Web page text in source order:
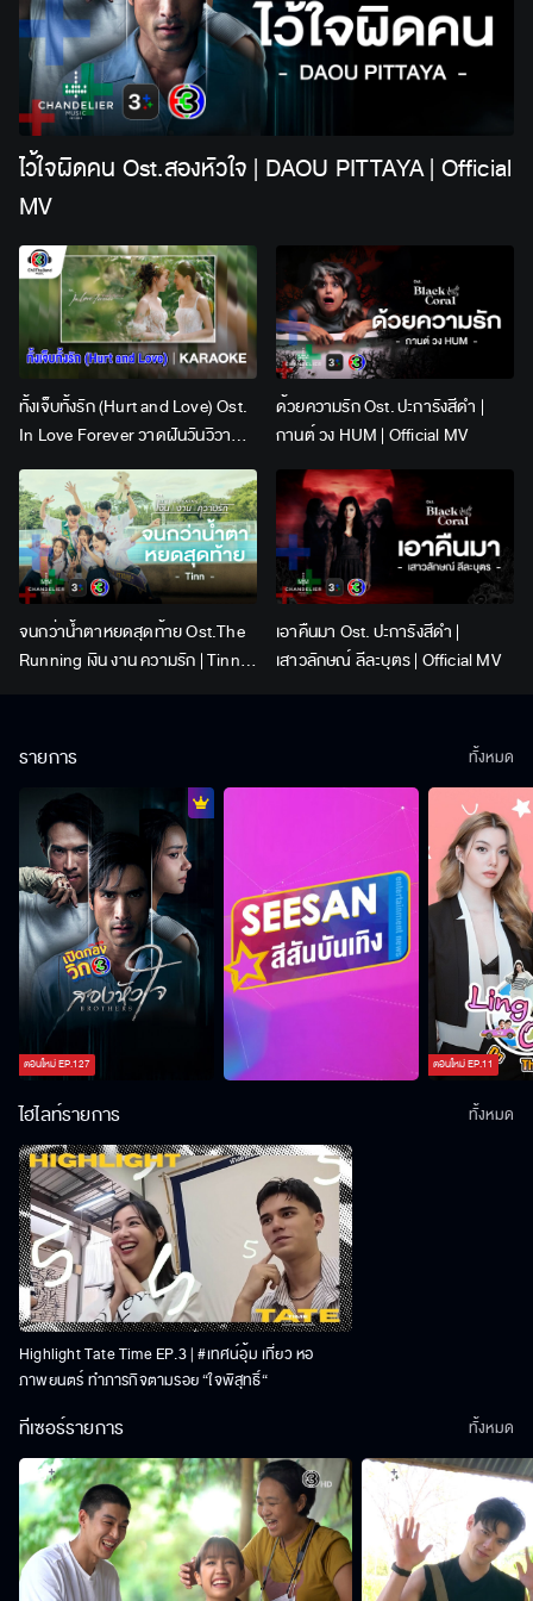
ไว้ใจผิดคน Ost.สองหัวใจ | DAOU PITTAYA | Official
MV
ทั้งเจ็บทั้งรัก (Hurt and Love) Ost.
In Love Forever วาดฝันวันวิวาห์ |
Lingling Kwong x Orm
Kornnaphat | Official Karaoke
ด้วยความรัก Ost. ปะการังสีดำ |
กานต์ วง HUM | Official MV
จนกว่าน้ำตาหยดสุดท้าย Ost.The
Running เงิน งาน ความรัก | Tinn |
เอาคืนมา Ost. ปะการังสีดำ |
เสาวลักษณ์ ลีละบุตร | Official MV
รายการ
ตอนใหม่EP.127 ตอนใหม่EP.11
ทั้งหมด
ไฮไลท์รายการ
Highlight Tate Time EP.3 | #เทศน์อุ้ม เที่ยว หอ
ภาพยนตร์ ทำภารกิจตามรอย “ใจพิสุทธิ์“
ทั้งหมด
ทีเซอร์รายการ ทั้งหมด